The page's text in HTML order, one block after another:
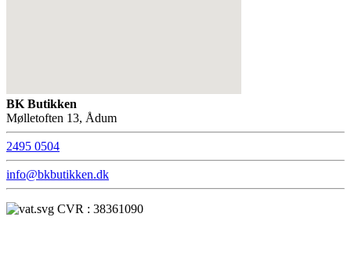
BK Butikken
Mølletoften 13, Ådum
2495 0504
info@bkbutikken.dk
CVR : 38361090